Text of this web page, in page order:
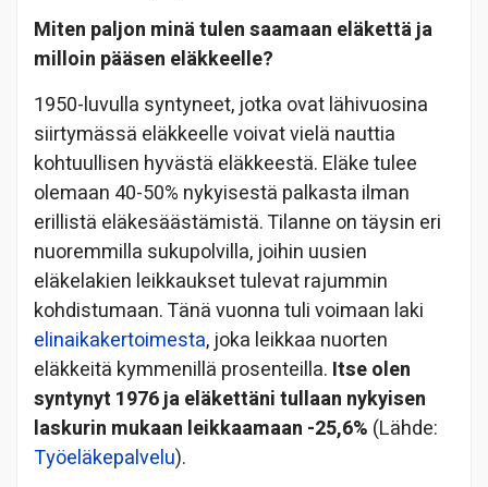
Miten paljon minä tulen saamaan eläkettä ja
milloin pääsen eläkkeelle?
1950-luvulla syntyneet, jotka ovat lähivuosina
siirtymässä eläkkeelle voivat vielä nauttia
kohtuullisen hyvästä eläkkeestä. Eläke tulee
olemaan 40-50% nykyisestä palkasta ilman
erillistä eläkesäästämistä. Tilanne on täysin eri
nuoremmilla sukupolvilla, joihin uusien
eläkelakien leikkaukset tulevat rajummin
kohdistumaan. Tänä vuonna tuli voimaan laki
elinaikakertoimesta, joka leikkaa nuorten
eläkkeitä kymmenillä prosenteilla. Itse olen
syntynyt 1976 ja eläkettäni tullaan nykyisen
laskurin mukaan leikkaamaan -25,6% (Lähde:
Työeläkepalvelu).